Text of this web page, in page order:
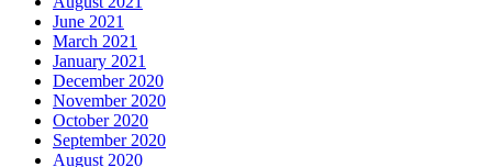
June 2021
March 2021
January 2021
December 2020
November 2020
October 2020
September 2020
August 2020